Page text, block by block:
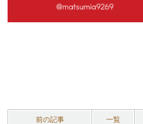
前の記事 一覧